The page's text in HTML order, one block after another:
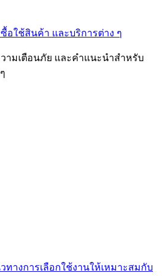
อใช้สินค้า และบริการต่าง ๆ
ามเตือนภัย และคำแนะนำสำหรับ
วทางการเลือกใช้งานให้เหมาะสมกับ